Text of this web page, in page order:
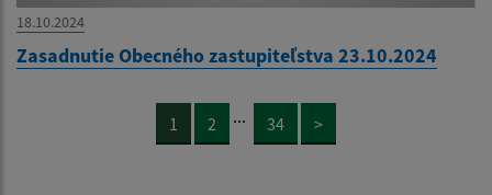
18.10.2024
Zasadnutie Obecného zastupiteľstva 23.10.2024
1 2 ... 34 >